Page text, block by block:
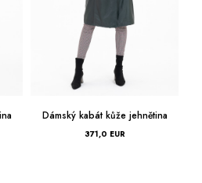
Dámský kabát kůže jehnětina
371,0 EUR